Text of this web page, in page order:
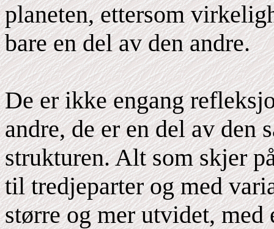
planeten, ettersom
bare en del av den andre.
De er ikke engang
andre, de er en del av den
strukturen. Alt som skjer
til tredjeparter og med
større og mer utvidet,